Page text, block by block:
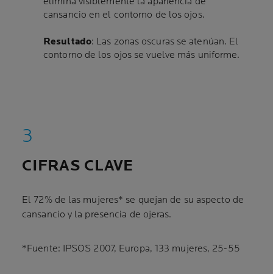
cansancio en el contorno de los ojos.
Resultado: Las zonas oscuras se atenúan. El
contorno de los ojos se vuelve más uniforme.
CIFRAS CLAVE
El 72% de las mujeres* se quejan de su aspecto de
cansancio y la presencia de ojeras.
*Fuente: IPSOS 2007, Europa, 133 mujeres, 25-55